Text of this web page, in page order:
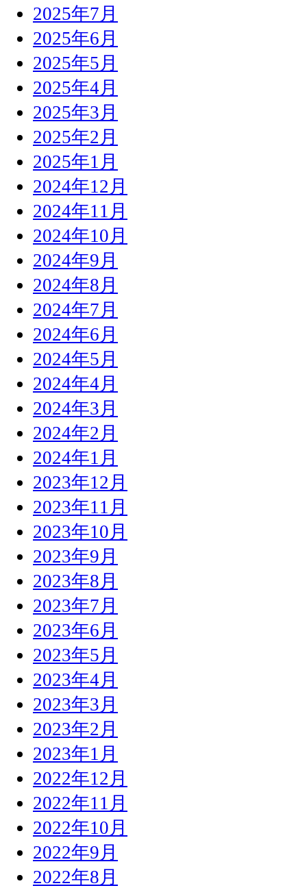
2025年7月
2025年6月
2025年5月
2025年4月
2025年3月
2025年2月
2025年1月
2024年12月
2024年11月
2024年10月
2024年9月
2024年8月
2024年7月
2024年6月
2024年5月
2024年4月
2024年3月
2024年2月
2024年1月
2023年12月
2023年11月
2023年10月
2023年9月
2023年8月
2023年7月
2023年6月
2023年5月
2023年4月
2023年3月
2023年2月
2023年1月
2022年12月
2022年11月
2022年10月
2022年9月
2022年8月